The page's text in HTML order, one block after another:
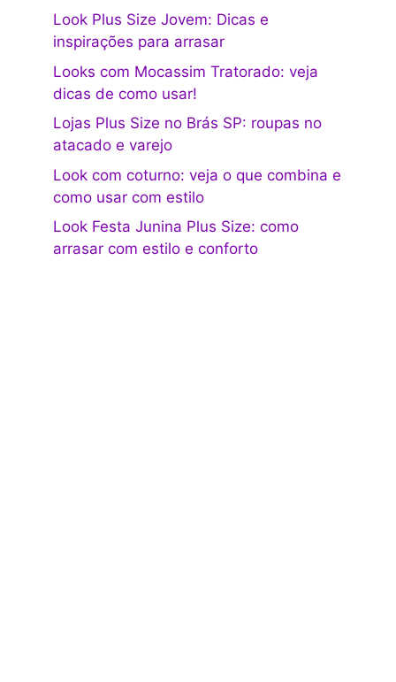
Look Plus Size Jovem: Dicas e
inspirações para arrasar
Looks com Mocassim Tratorado: veja
dicas de como usar!
Lojas Plus Size no Brás SP: roupas no
atacado e varejo
Look com coturno: veja o que combina e
como usar com estilo
Look Festa Junina Plus Size: como
arrasar com estilo e conforto